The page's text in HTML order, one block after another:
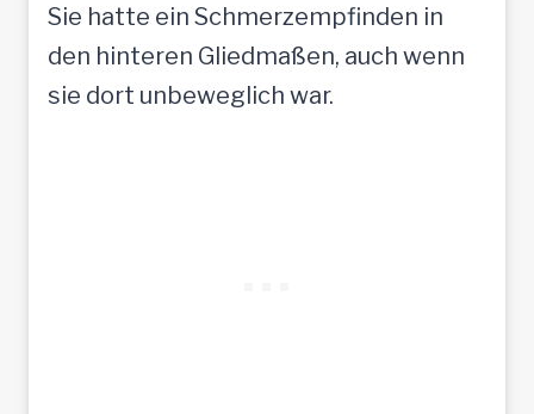
Sie hatte ein Schmerzempfinden in
den hinteren Gliedmaßen, auch wenn
sie dort unbeweglich war.